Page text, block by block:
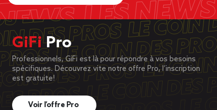
GiFiPro
Professionnels, GiFi est là pour répondre à vos besoins
spécifiques. Découvrez vite notre offre Pro, l’inscription
est gratuite!
Voir l’offre Pro